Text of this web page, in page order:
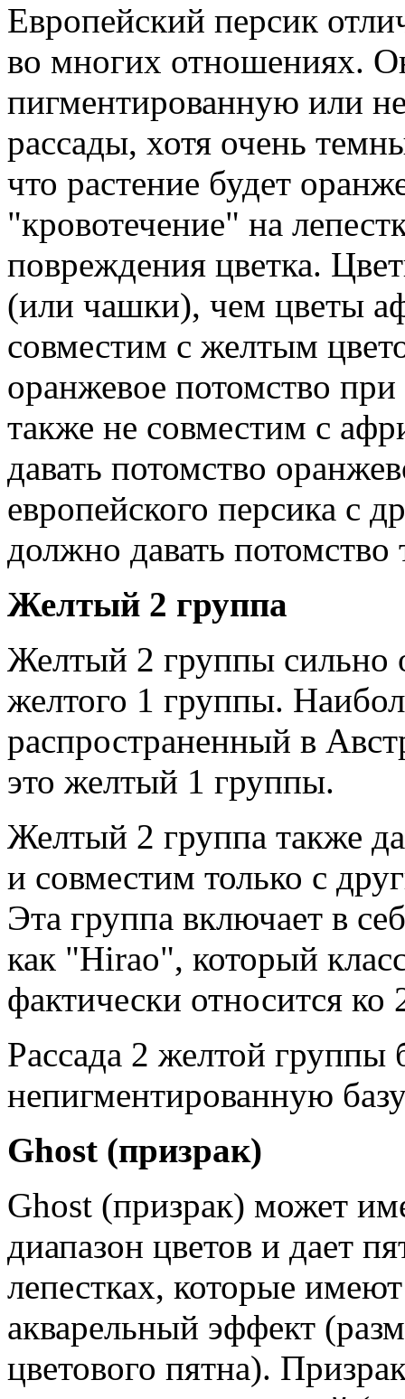
Европейский персик
во многих отношениях.
пигментированную или
рассады, хотя очень
что растение будет
"кровотечение" на
повреждения цветка.
(или чашки), чем цветы
совместим с желтым
оранжевое потомство
также не совместим с
давать потомство
европейского персика с
должно давать потомство
Желтый 2 группа
Желтый 2 группы сильно
желтого 1 группы.
распространенный в
это желтый 1 группы.
Желтый 2 группа также
и совместим только с
Эта группа включает в
как "Hirao", который
фактически относится ко
Рассада 2 желтой группы
непигментированную
Ghost (призрак)
Ghost (призрак) может
диапазон цветов и дает
лепестках, которые
акварельный эффект
цветового пятна).